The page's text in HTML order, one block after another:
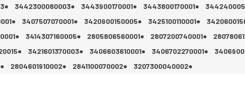
3442300080003● 3443900170001● 3443800170001●
3407507070001● 3420900150005● 3425100110001●
3414307160005● 2805806560001● 2807200740001●
3421601370003● 3406603610001● 3406702270001●
2804601910002● 2841100070002● 3207300040002●